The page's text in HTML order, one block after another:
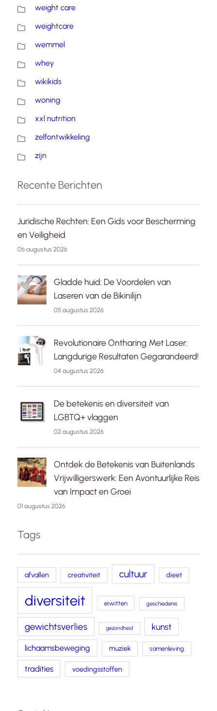
weight care
weightcare
wemmel
whey
wikikids
woning
xxl nutrition
zelfontwikkeling
zijn
Recente Berichten
Juridische Rechten: Een Gids voor Bescherming
en Veiligheid
06 augustus 2026
Gladde huid: De Voordelen van
Laseren van de Bikinilijn
05 augustus 2026
Revolutionaire Ontharing Met Laser:
Langdurige Resultaten Gegarandeerd!
04 augustus 2026
De betekenis en diversiteit van
LGBTQ+ vlaggen
02 augustus 2026
Ontdek de Betekenis van Buitenlands
Vrijwilligerswerk: Een Avontuurlijke Reis
van Impact en Groei
01 augustus 2026
Tags
afvallen creativiteit cultuur dieet
diversiteit eiwitten geschiedenis
gewichtsverlies gezondheid kunst
lichaamsbeweging muziek samenleving
tradities voedingsstoffen